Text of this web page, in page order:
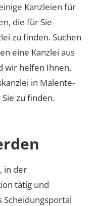
Kanzleien für
die für Sie
zu finden. Suchen
eine Kanzlei aus
wir helfen Ihnen,
in Malente-
zu finden.
in der
tätig und
Scheidungsportal